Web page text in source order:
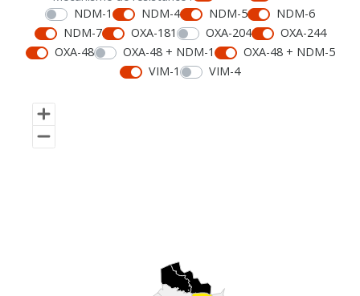
NDM-1
NDM-4 NDM-5
NDM-6
NDM-7
OXA-181 OXA-204
OXA-244
OXA-48
OXA-48 + NDM-1
OXA-48 + NDM-5
VIM-1
VIM-4